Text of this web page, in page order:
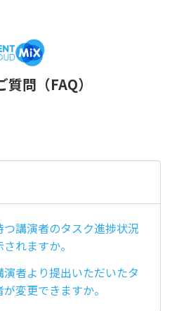
問（FAQ）
講演者のタスク進捗状況
れますか。
者より提出いただいたタ
変更できますか。